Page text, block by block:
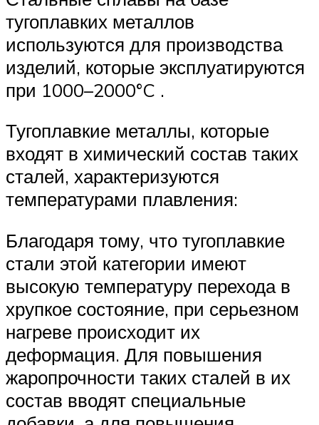
тугоплавких металлов
используются для производства
изделий, которые эксплуатируются
при 1000–2000°C .
Тугоплавкие металлы, которые
входят в химический состав таких
сталей, характеризуются
температурами плавления:
Благодаря тому, что тугоплавкие
стали этой категории имеют
высокую температуру перехода в
хрупкое состояние, при серьезном
нагреве происходит их
деформация. Для повышения
жаропрочности таких сталей в их
состав вводят специальные